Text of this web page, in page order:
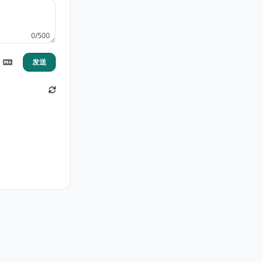
0/500
发送